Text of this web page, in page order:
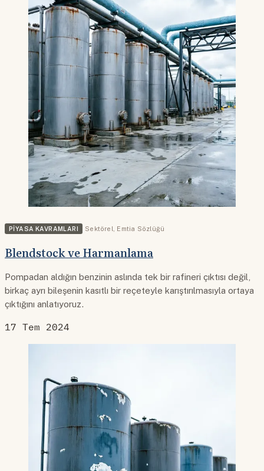
PIYASA KAVRAMLARI Sektörel Emtia Sözlüğü
Blendstock ve Harmanlama
Pompadan aldığın benzinin aslında tek bir rafineri çıktısı değil,
birkaç ayrı bileşenin kasıtlı bir reçeteyle karıştırılmasıyla ortaya
çıktığını anlatıyoruz.
17 Tem 2024